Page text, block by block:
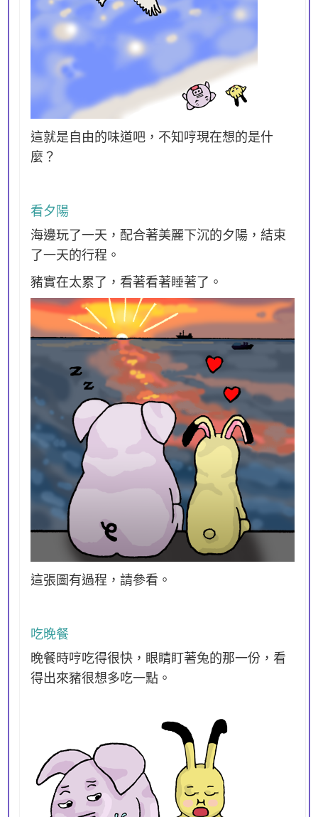
這就是自由的味道吧，不知哼現在想的是什
麼？
看夕陽
海邊玩了一天，配合著美麗下沉的夕陽，結束
了一天的行程。
豬實在太累了，看著看著睡著了。
這張圖有過程，請參看。
吃晚餐
晚餐時哼吃得很快，眼睛盯著兔的那一份，看
得出來豬很想多吃一點。